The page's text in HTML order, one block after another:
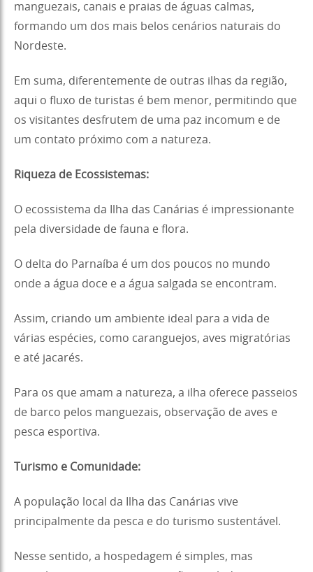
manguezais, canais e praias de águas calmas,
formando um dos mais belos cenários naturais do
Nordeste.
Em suma, diferentemente de outras ilhas da região,
aqui o fluxo de turistas é bem menor, permitindo que
os visitantes desfrutem de uma paz incomum e de
um contato próximo com a natureza.
Riqueza de Ecossistemas:
O ecossistema da Ilha das Canárias é impressionante
pela diversidade de fauna e flora.
O delta do Parnaíba é um dos poucos no mundo
onde a água doce e a água salgada se encontram.
Assim, criando um ambiente ideal para a vida de
várias espécies, como caranguejos, aves migratórias
e até jacarés.
Para os que amam a natureza, a ilha oferece passeios
de barco pelos manguezais, observação de aves e
pesca esportiva.
Turismo e Comunidade:
A população local da Ilha das Canárias vive
principalmente da pesca e do turismo sustentável.
Nesse sentido, a hospedagem é simples, mas